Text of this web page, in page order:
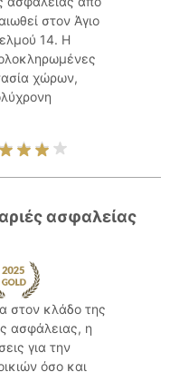
στον Άγιο
14. Η
χώρων,
ασφαλείας
στον κλάδο της
ασφάλειας, η
για την
όσο και